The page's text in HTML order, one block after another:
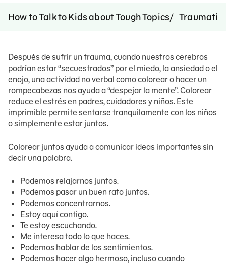
How to Talk to Kids about Tough Topics Traumatic
Después de sufrir un trauma, cuando nuestros cerebros
podrían estar “secuestrados” por el miedo, la ansiedad o el
enojo, una actividad no verbal como colorear o hacer un
rompecabezas nos ayuda a “despejar la mente”. Colorear
reduce el estrés en padres, cuidadores y niños. Este
imprimible permite sentarse tranquilamente con los niños
o simplemente estar juntos.
Colorear juntos ayuda a comunicar ideas importantes sin
decir una palabra.
Podemos relajarnos juntos.
Podemos pasar un buen rato juntos.
Podemos concentrarnos.
Estoy aquí contigo.
Te estoy escuchando.
Me interesa todo lo que haces.
Podemos hablar de los sentimientos.
Podemos hacer algo hermoso, incluso cuando